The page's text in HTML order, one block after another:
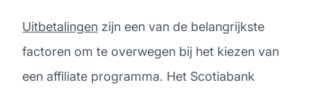
Uitbetalingen zijn een van de belangrijkste
factoren om te overwegen bij het kiezen van
een affiliate programma. Het Scotiabank